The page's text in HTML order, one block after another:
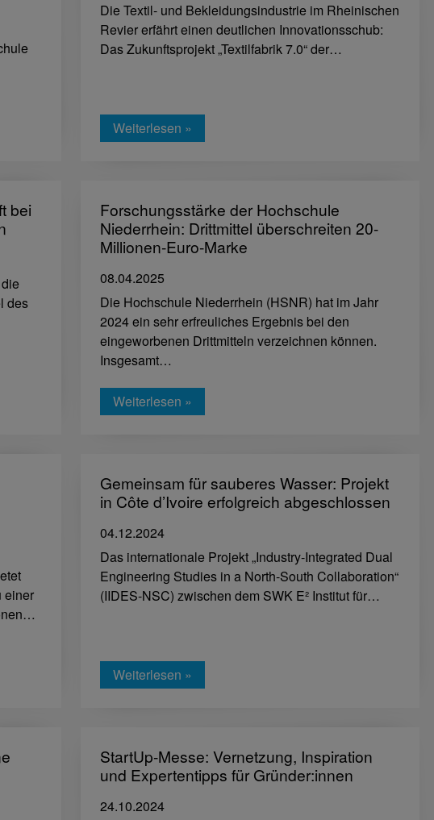
Die Textil- und Bekleidungsindustrie im Rheinischen
Revier erfährt einen deutlichen Innovationsschub:
Das Zukunftsprojekt „Textilfabrik 7.0“ der…
Weiterlesen »
bei
des
Forschungsstärke der Hochschule
Niederrhein: Drittmittel überschreiten 20-
Millionen-Euro-Marke
08.04.2025
Die Hochschule Niederrhein (HSNR) hat im Jahr
2024 ein sehr erfreuliches Ergebnis bei den
eingeworbenen Drittmitteln verzeichnen können.
Insgesamt…
Weiterlesen »
einer
Gemeinsam für sauberes Wasser: Projekt
in Côte d’Ivoire erfolgreich abgeschlossen
04.12.2024
Das internationale Projekt „Industry-Integrated Dual
Engineering Studies in a North-South Collaboration“
(IIDES-NSC) zwischen dem SWK E² Institut für…
Weiterlesen »
StartUp-Messe: Vernetzung, Inspiration
und Expertentipps für Gründer:innen
24.10.2024